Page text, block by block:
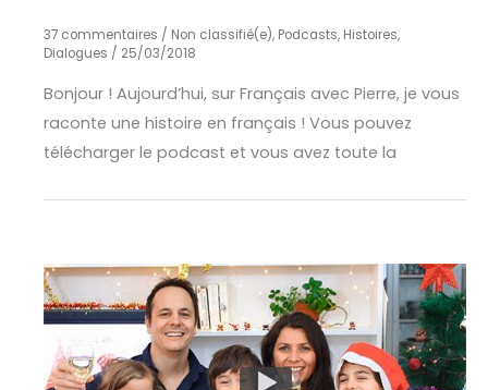
37 commentaires / Non classifié(e), Podcasts, Histoires,
Dialogues / 25/03/2018
Bonjour ! Aujourd’hui, sur Français avec Pierre, je vous
raconte une histoire en français ! Vous pouvez
télécharger le podcast et vous avez toute la